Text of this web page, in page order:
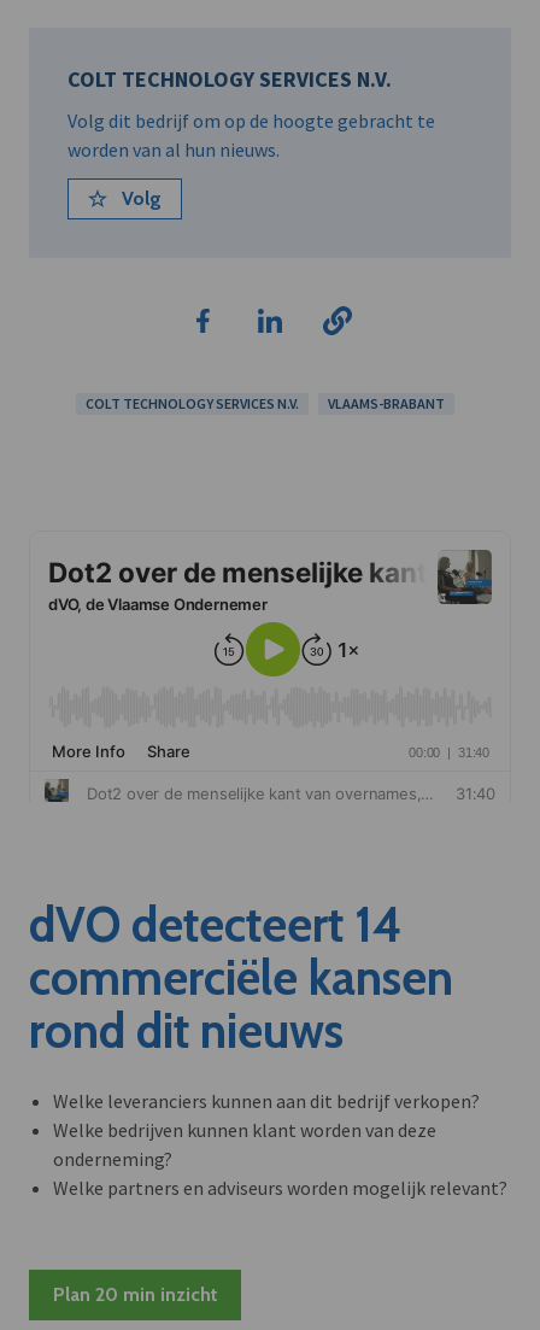
COLT TECHNOLOGY SERVICES N.V.
Volg dit bedrijf om op de hoogte gebracht te
worden van al hun nieuws.
Volg
COLT TECHNOLOGY SERVICES N.V. VLAAMS-BRABANT
dVO detecteert 14
commerciële kansen
rond dit nieuws
Welke leveranciers kunnen aan dit bedrijf verkopen?
Welke bedrijven kunnen klant worden van deze
onderneming?
Welke partners en adviseurs worden mogelijk relevant?
Plan 20 min inzicht